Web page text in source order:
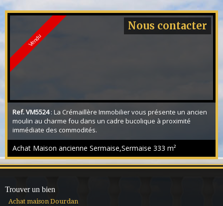
Vendu
Ref. VM5524: La Crémaillère Immobilier vous présente un ancien
moulin au charme fou dans un cadre bucolique à proximité
immédiate des commodités.
Achat Maison ancienne Sermaise,Sermaise 333 m²
Nous contacter
Trouver un bien
Achat maison Dourdan